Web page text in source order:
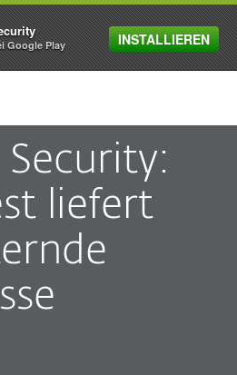
MENU
liefert
Google Play INSTALLIEREN